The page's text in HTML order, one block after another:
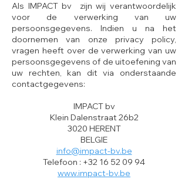
Als IMPACT bv zijn wij verantwoordelijk
voor de verwerking van uw
persoonsgegevens. Indien u na het
doornemen van onze privacy policy,
vragen heeft over de verwerking van uw
persoonsgegevens of de uitoefening van
uw rechten, kan dit via onderstaande
contactgegevens:
IMPACT bv
Klein Dalenstraat 26b2
3020 HERENT
BELGIE
info@impact-bv.be
Telefoon : +32 16 52 09 94
www.impact-bv.be